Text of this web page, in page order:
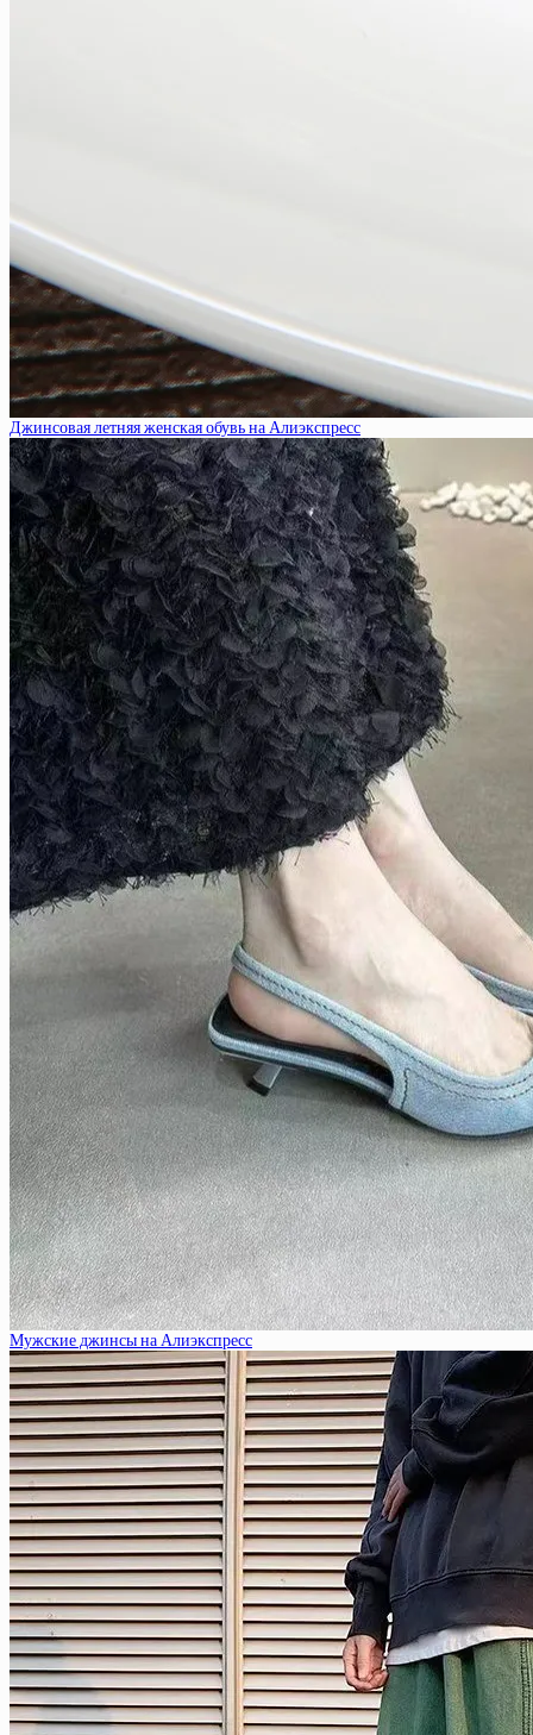
Джинсовая летняя женская обувь на Алиэкспресс
Мужские джинсы на Алиэкспресс